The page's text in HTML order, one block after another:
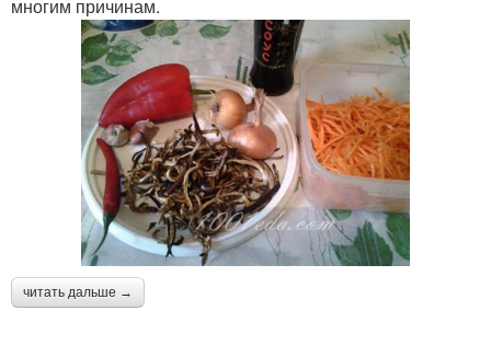
многим причинам.
читать дальше →